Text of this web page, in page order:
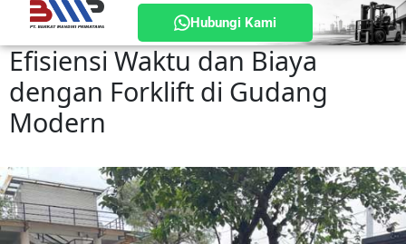
Hubungi Kami
Efisiensi Waktu dan Biaya
dengan Forklift di Gudang
Modern